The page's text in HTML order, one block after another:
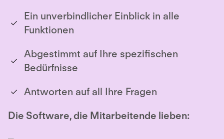
Ein unverbindlicher Einblick in alle
Funktionen
Abgestimmt auf Ihre spezifischen
Bedürfnisse
Antworten auf all Ihre Fragen
Die Software, die Mitarbeitende lieben: